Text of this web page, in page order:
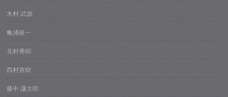
木村 武源
亀浦俊一
北村勇樹
西村直樹
藤中 謙太郎